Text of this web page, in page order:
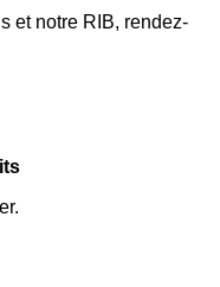
et notre RIB, rendez-